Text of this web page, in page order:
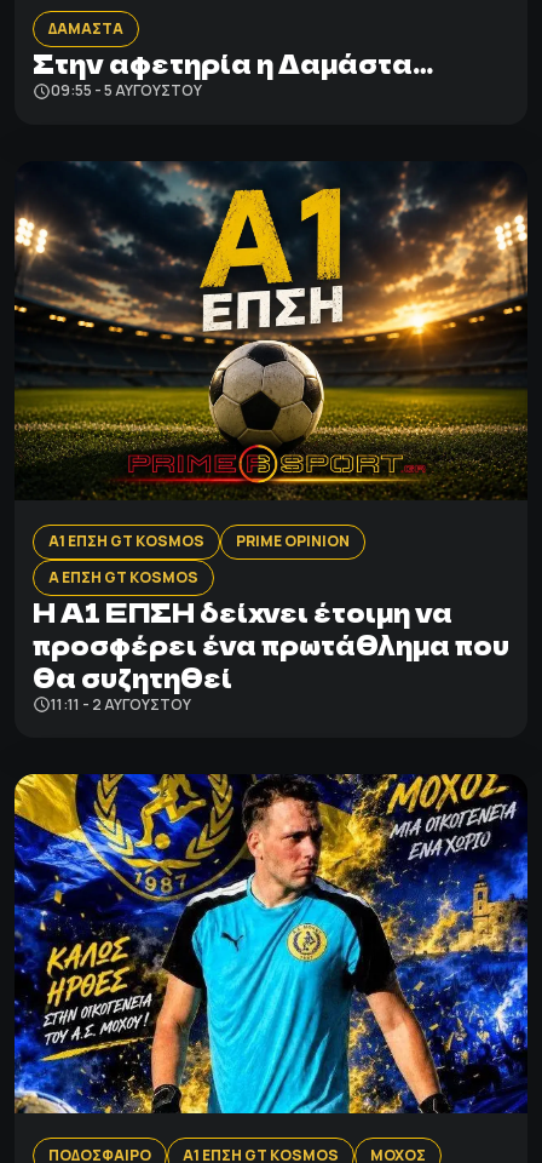
ΔΑΜΑΣΤΑ
Στην αφετηρία η Δαμάστα…
09:55 - 5 ΑΥΓΟΎΣΤΟΥ
Α1 ΕΠΣΗ GT KOSMOS
PRIME OPINION
Α ΕΠΣΗ GT KOSMOS
Η Α1 ΕΠΣΗ δείχνει έτοιμη να
προσφέρει ένα πρωτάθλημα που
θα συζητηθεί
11:11 - 2 ΑΥΓΟΎΣΤΟΥ
ΠΟΔΟΣΦΑΙΡΟ Α1 ΕΠΣΗ GT KOSMOS ΜΟΧΟΣ